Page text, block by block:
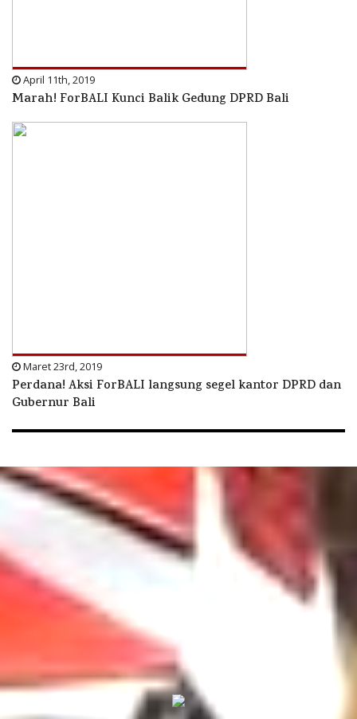
April 11th, 2019
Marah! ForBALI Kunci Balik Gedung DPRD Bali
Maret 23rd, 2019
Perdana! Aksi ForBALI langsung segel kantor DPRD dan
Gubernur Bali